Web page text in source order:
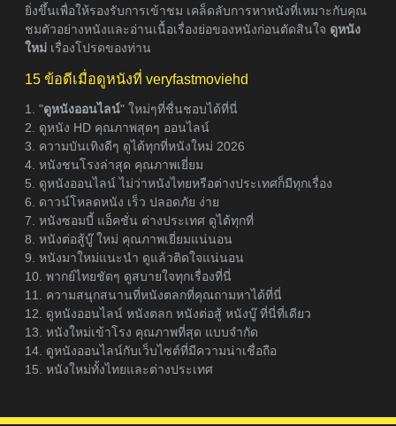
ยิ่งขึ้นเพื่อให้รองรับการเข้าชม เคล็ดลับการหาหนังที่เหมาะกับคุณ
ชมตัวอย่างหนังและอ่านเนื้อเรื่องย่อของหนังก่อนตัดสินใจ ดูหนัง
ใหม่ เรื่องโปรดของท่าน
15 ข้อดีเมื่อดูหนังที่ veryfastmoviehd
1. "ดูหนังออนไลน์" ใหม่ๆที่ชื่นชอบได้ที่นี่
2. ดูหนัง HD คุณภาพสุดๆ ออนไลน์
3. ความบันเทิงดีๆ ดูได้ทุกที่หนังใหม่ 2026
4. หนังชนโรงล่าสุด คุณภาพเยี่ยม
5. ดูหนังออนไลน์ ไม่ว่าหนังไทยหรือต่างประเทศก็มีทุกเรื่อง
6. ดาวน์โหลดหนัง เร็ว ปลอดภัย ง่าย
7. หนังซอมบี้ แอ็คชั่น ต่างประเทศ ดูได้ทุกที่
8. หนังต่อสู้บู๊ ใหม่ คุณภาพเยี่ยมแน่นอน
9. หนังมาใหม่แนะนำ ดูแล้วติดใจแน่นอน
10. พากย์ไทยชัดๆ ดูสบายใจทุกเรื่องที่นี่
11. ความสนุกสนานที่หนังตลกที่คุณถามหาได้ที่นี่
12. ดูหนังออนไลน์ หนังตลก หนังต่อสู้ หนังบู๊ ที่นี่ที่เดียว
13. หนังใหม่เข้าโรง คุณภาพที่สุด แบบจำกัด
14. ดูหนังออนไลน์กับเว็บไซต์ที่มีความน่าเชื่อถือ
15. หนังใหม่ทั้งไทยและต่างประเทศ